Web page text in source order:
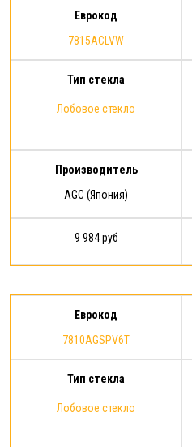
Еврокод
7815ACLVW
Тип стекла
Лобовое стекло
Производитель
AGC (Япония)
9 984 руб
Еврокод
7810AGSPV6T
Тип стекла
Лобовое стекло